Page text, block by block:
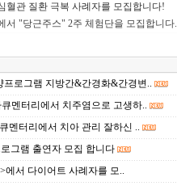
혈관 질환 극복 사례자를 모집합니다!
서 "당근주스" 2주 체험단을 모집합니다.
프로그램 지방간&간경화&간경변..
멘터리에서 치주염으로 고생하..
멘터리에서 치아 관리 잘하신 ..
그램 출연자 모집 합니다
에서 다이어트 사례자를 모..